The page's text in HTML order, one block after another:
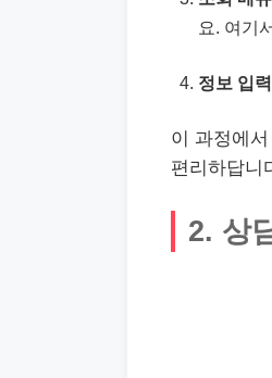
요. 여기
정보 입력
이 과정에
편리하답니
2. 상